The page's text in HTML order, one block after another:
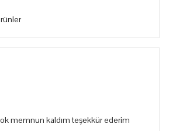
memnun kaldım teşekkür ederim